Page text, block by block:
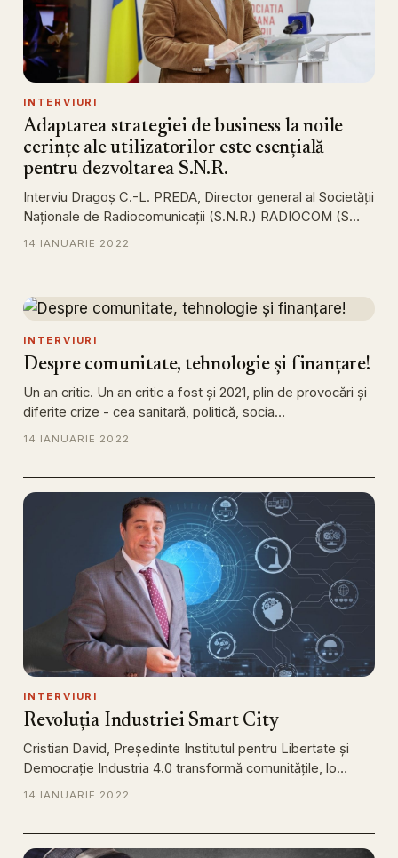
INTERVIURI
Adaptarea strategiei de business la noile
cerințe ale utilizatorilor este esențială
pentru dezvoltarea S.N.R.
Interviu Dragoș C.-L. PREDA, Director general al Societății
Naționale de Radiocomunicații (S.N.R.) RADIOCOM (S…
14 IANUARIE 2022
INTERVIURI
Despre comunitate, tehnologie și finanțare!
Un an critic. Un an critic a fost și 2021, plin de provocări și
diferite crize - cea sanitară, politică, socia…
14 IANUARIE 2022
INTERVIURI
Revoluția Industriei Smart City
Cristian David, Președinte Institutul pentru Libertate și
Democrație Industria 4.0 transformă comunitățile, lo…
14 IANUARIE 2022